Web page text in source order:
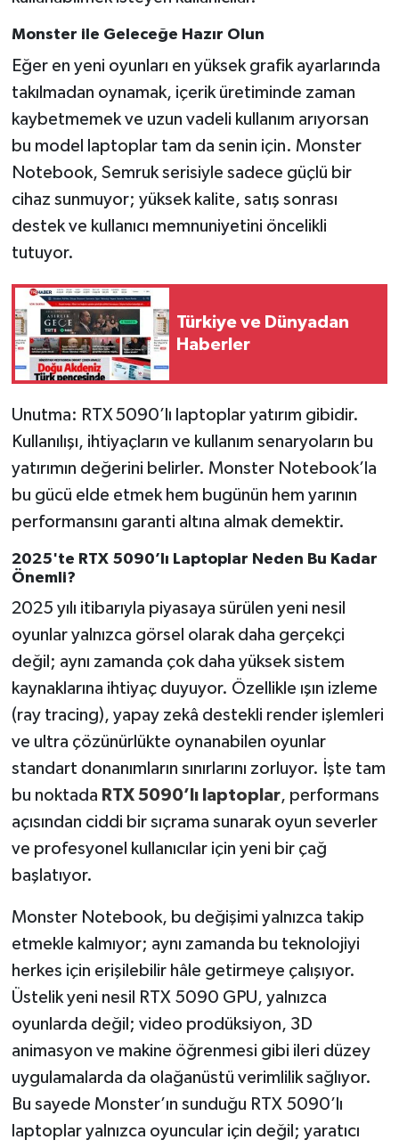
Monster ile Geleceğe Hazır Olun
Eğer en yeni oyunları en yüksek grafik ayarlarında
takılmadan oynamak, içerik üretiminde zaman
kaybetmemek ve uzun vadeli kullanım arıyorsan
bu model laptoplar tam da senin için. Monster
Notebook, Semruk serisiyle sadece güçlü bir
cihaz sunmuyor; yüksek kalite, satış sonrası
destek ve kullanıcı memnuniyetini öncelikli
tutuyor.
Türkiye ve Dünyadan
Haberler
Unutma: RTX 5090’lı laptoplar yatırım gibidir.
Kullanılışı, ihtiyaçların ve kullanım senaryoların bu
yatırımın değerini belirler. Monster Notebook’la
bu gücü elde etmek hem bugünün hem yarının
performansını garanti altına almak demektir.
2025'te RTX 5090’lı Laptoplar Neden Bu Kadar
Önemli?
2025 yılı itibarıyla piyasaya sürülen yeni nesil
oyunlar yalnızca görsel olarak daha gerçekçi
değil; aynı zamanda çok daha yüksek sistem
kaynaklarına ihtiyaç duyuyor. Özellikle ışın izleme
(ray tracing), yapay zekâ destekli render işlemleri
ve ultra çözünürlükte oynanabilen oyunlar
standart donanımların sınırlarını zorluyor. İşte tam
bu noktada RTX 5090’lı laptoplar, performans
açısından ciddi bir sıçrama sunarak oyun severler
ve profesyonel kullanıcılar için yeni bir çağ
başlatıyor.
Monster Notebook, bu değişimi yalnızca takip
etmekle kalmıyor; aynı zamanda bu teknolojiyi
herkes için erişilebilir hâle getirmeye çalışıyor.
Üstelik yeni nesil RTX 5090 GPU, yalnızca
oyunlarda değil; video prodüksiyon, 3D
animasyon ve makine öğrenmesi gibi ileri düzey
uygulamalarda da olağanüstü verimlilik sağlıyor.
Bu sayede Monster’ın sunduğu RTX 5090’lı
laptoplar yalnızca oyuncular için değil; yaratıcı